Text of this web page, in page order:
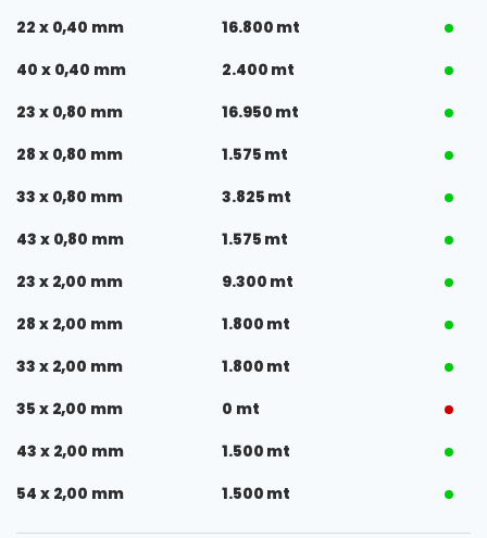
22 x 0,40 mm
16.800 mt
40 x 0,40 mm
2.400 mt
23 x 0,80 mm
16.950 mt
28 x 0,80 mm
1.575 mt
33 x 0,80 mm
3.825 mt
43 x 0,80 mm
1.575 mt
23 x 2,00 mm
9.300 mt
28 x 2,00 mm
1.800 mt
33 x 2,00 mm
1.800 mt
35 x 2,00 mm
0 mt
43 x 2,00 mm
1.500 mt
54 x 2,00 mm
1.500 mt